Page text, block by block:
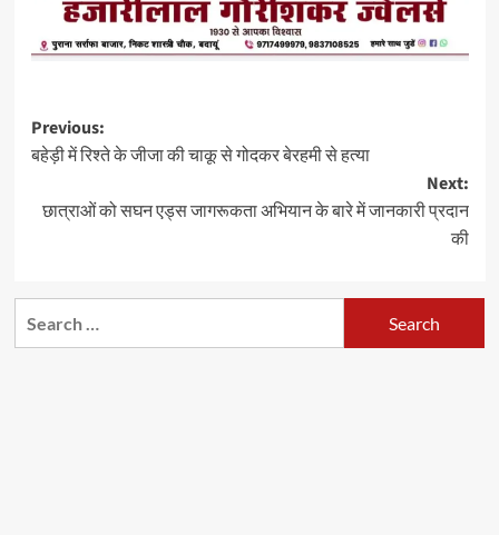
Post
navigation
Previous:
बहेड़ी में रिश्ते के जीजा की चाकू से गोदकर बेरहमी से हत्या
Next:
छात्राओं को सघन एड्स जागरूकता अभियान के बारे में जानकारी प्रदान
की